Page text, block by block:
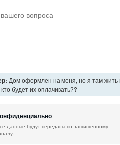
Дом оформлен на меня, но я там жить
кто будет их оплачивать??
данные будут переданы по защищенному